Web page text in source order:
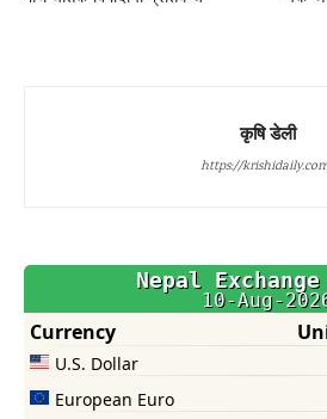
कृषि डेली
https://